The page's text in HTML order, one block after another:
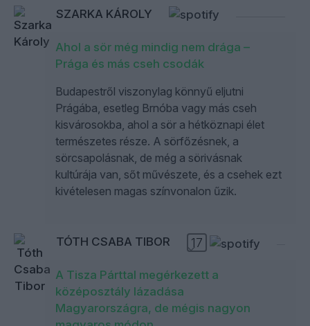
SZARKA KÁROLY
Ahol a sör még mindig nem drága –
Prága és más cseh csodák
Budapestről viszonylag könnyű eljutni
Prágába, esetleg Brnóba vagy más cseh
kisvárosokba, ahol a sör a hétköznapi élet
természetes része. A sörfőzésnek, a
sörcsapolásnak, de még a sörivásnak
kultúrája van, sőt művészete, és a csehek ezt
kivételesen magas színvonalon űzik.
TÓTH CSABA TIBOR 17
A Tisza Párttal megérkezett a
középosztály lázadása
Magyarországra, de mégis nagyon